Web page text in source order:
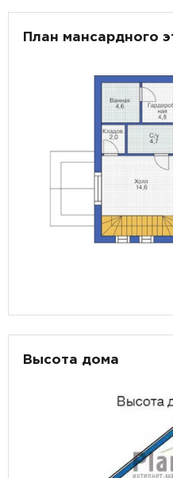
План мансардного
Высота дома